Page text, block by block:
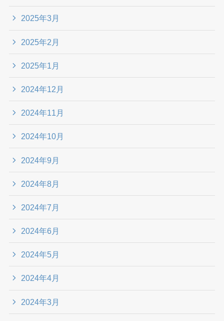
2025年3月
2025年2月
2025年1月
2024年12月
2024年11月
2024年10月
2024年9月
2024年8月
2024年7月
2024年6月
2024年5月
2024年4月
2024年3月